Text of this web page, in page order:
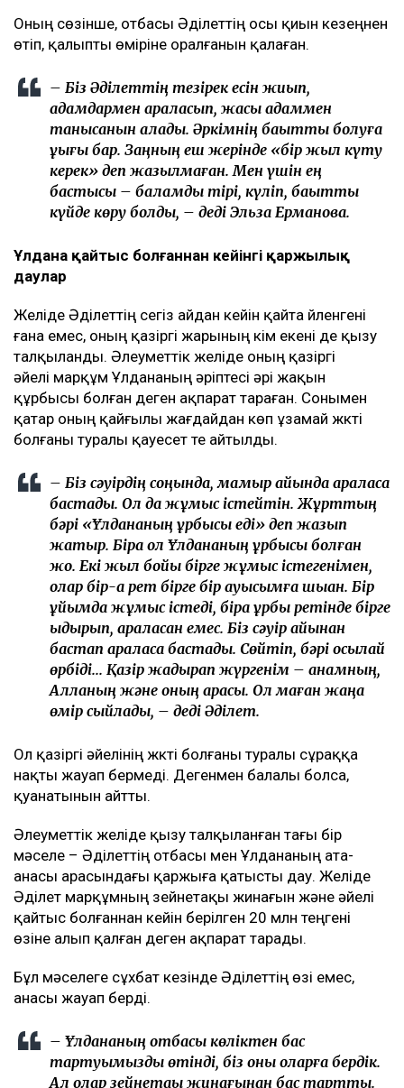
Оның сөзінше, отбасы Әділеттің осы қиын кезеңнен
өтіп, қалыпты өміріне оралғанын қалаған.
– Біз Әділеттің тезірек есін жиып,
адамдармен араласып, жақсы адаммен
танысқанын қаладық. Әркімнің бақытты болуға
құқығы бар. Заңның еш жерінде «бір жыл күту
керек» деп жазылмаған. Мен үшін ең
бастысы – баламды тірі, күліп, бақытты
күйде көру болды, – деді Эльза Ерманова.
Ұлдана қайтыс болғаннан кейінгі қаржылық
даулар
Желіде Әділеттің сегіз айдан кейін қайта үйленгені
ғана емес, оның қазіргі жарының кім екені де қызу
талқыланды. Әлеуметтік желіде оның қазіргі
әйелі марқұм Ұлдананың әріптесі әрі жақын
құрбысы болған деген ақпарат тараған. Сонымен
қатар оның қайғылы жағдайдан көп ұзамай жүкті
болғаны туралы қауесет те айтылды.
– Біз сәуірдің соңында, мамыр айында араласа
бастадық. Ол да жұмыс істейтін. Жұрттың
бәрі «Ұлдананың құрбысы еді» деп жазып
жатыр. Бірақ ол Ұлдананың құрбысы болған
жоқ. Екі жыл бойы бірге жұмыс істегенімен,
олар бір-ақ рет бірге бір ауысымға шыққан. Бір
ұйымда жұмыс істеді, бірақ құрбы ретінде бірге
қыдырып, араласқан емес. Біз сәуір айынан
бастап араласа бастадық. Сөйтіп, бәрі осылай
өрбіді... Қазір жадырап жүргенім – анамның,
Алланың және оның арқасы. Ол маған жаңа
өмір сыйлады, – деді Әділет.
Ол қазіргі әйелінің жүкті болғаны туралы сұраққа
нақты жауап бермеді. Дегенмен балалы болса,
қуанатынын айтты.
Әлеуметтік желіде қызу талқыланған тағы бір
мәселе – Әділеттің отбасы мен Ұлдананың ата-
анасы арасындағы қаржыға қатысты дау. Желіде
Әділет марқұмның зейнетақы жинағын және әйелі
қайтыс болғаннан кейін берілген 20 млн теңгені
өзіне алып қалған деген ақпарат тарады.
Бұл мәселеге сұхбат кезінде Әділеттің өзі емес,
анасы жауап берді.
– Ұлдананың отбасы көліктен бас
тартуымызды өтінді, біз оны оларға бердік.
Ал олар зейнетақы жинағынан бас тартты.